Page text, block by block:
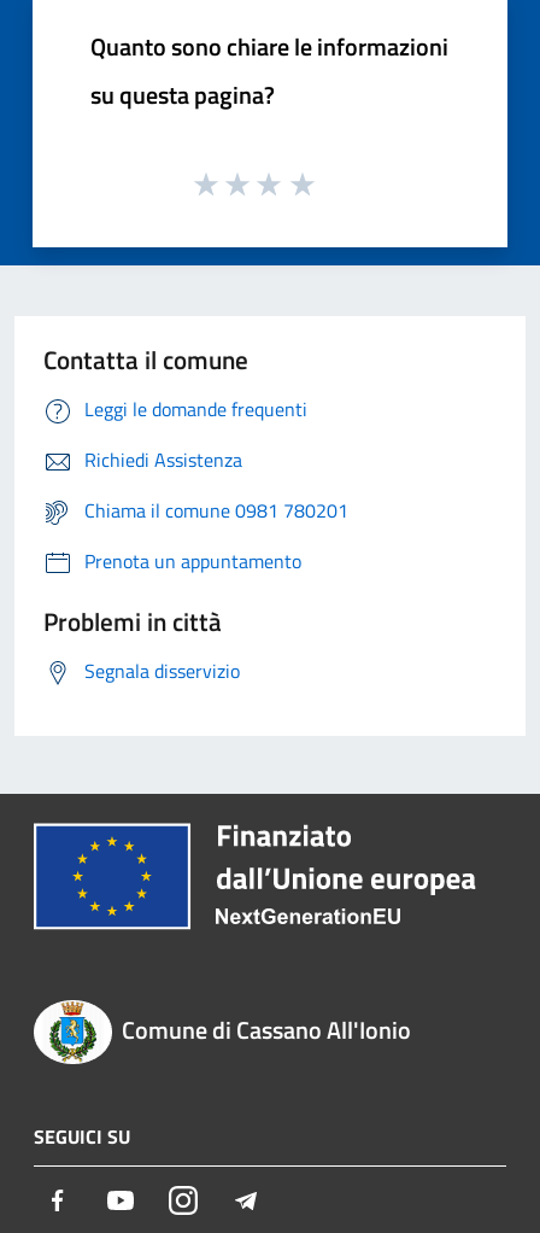
Quanto sono chiare le informazioni
su questa pagina?
Contatta il comune
Leggi le domande frequenti
Richiedi Assistenza
Chiama il comune 0981 780201
Prenota un appuntamento
Problemi in città
Segnala disservizio
Comune di Cassano All'Ionio
SEGUICI SU
Facebook YoutubeInstagram